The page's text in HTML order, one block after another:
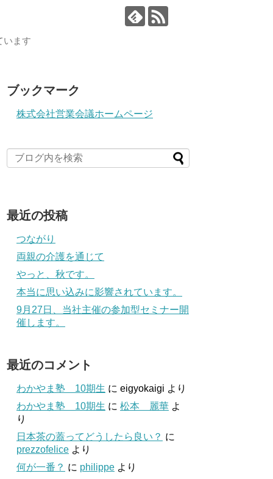
います
ブックマーク
株式会社営業会議ホームページ
最近の投稿
つながり
両親の介護を通じて
やっと、秋です。
本当に思い込みに影響されています。
9月27日、当社主催の参加型セミナー開
催します。
最近のコメント
わかやま塾 10期生 に eigyokaigi より
わかやま塾 10期生 に 松本 麗華 よ
り
日本茶の蓋ってどうしたら良い？ に
prezzofelice より
何が一番？ に philippe より